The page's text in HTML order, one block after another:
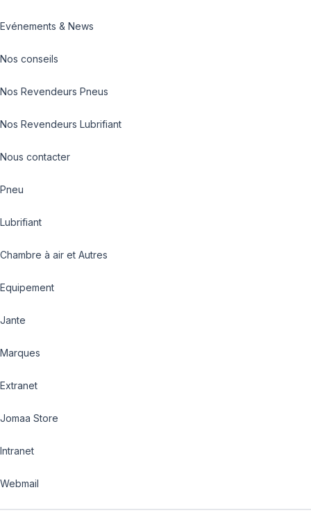
Evénements & News
Nos conseils
Nos Revendeurs Pneus
Nos Revendeurs Lubrifiant
Nous contacter
Pneu
Lubrifiant
Chambre à air et Autres
Equipement
Jante
Marques
Extranet
Jomaa Store
Intranet
Webmail